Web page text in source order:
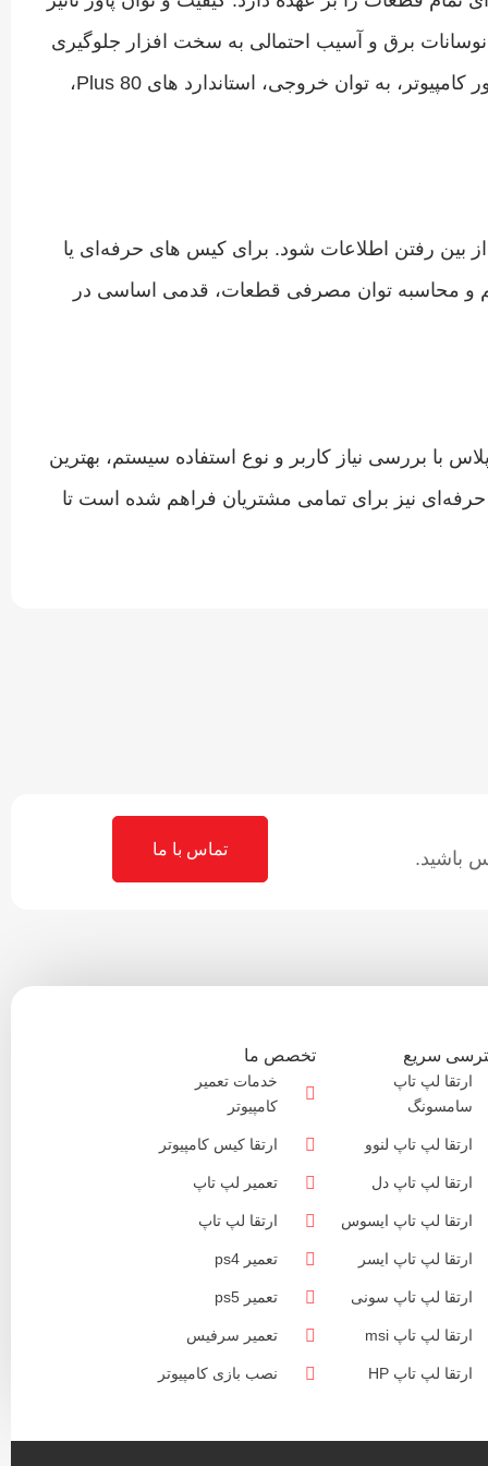
نوسانات برق و آسیب احتمالی به سخت‌ افزار جلوگیری
می‌کند، بلکه باعث افزایش طول عمر سیستم و پایداری عملکرد در طول زمان می‌شود. هنگام خرید، علاوه بر قیمت پاور کامپیوتر، به توان خروجی، استاندارد های 80 Plus،
از بین رفتن اطلاعات شود. برای کیس‌ های حرفه‌ای یا
و محاسبه توان مصرفی قطعات، قدمی اساسی در
با بررسی نیاز کاربر و نوع استفاده سیستم، بهترین
نیز برای تمامی مشتریان فراهم شده است تا
باشید.
تماس با ما
سریع
ارتقا لپ تاپ
سامسونگ
ارتقا لپ تاپ لنوو
ارتقا لپ تاپ دل
ارتقا لپ تاپ ایسوس
ارتقا لپ تاپ ایسر
ارتقا لپ تاپ سونی
ارتقا لپ تاپ msi
ارتقا لپ تاپ HP
تخصص ما
خدمات تعمیر
کامپیوتر
ارتقا کیس کامپیوتر
تعمیر لپ تاپ
ارتقا لپ تاپ
تعمیر ps4
تعمیر ps5
تعمیر سرفیس
نصب بازی کامپیوتر